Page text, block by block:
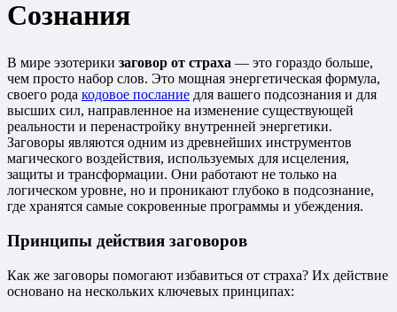
Сознания
В мире эзотерики заговор от страха — это гораздо больше,
чем просто набор слов. Это мощная энергетическая формула,
своего рода кодовое послание для вашего подсознания и для
высших сил, направленное на изменение существующей
реальности и перенастройку внутренней энергетики.
Заговоры являются одним из древнейших инструментов
магического воздействия, используемых для исцеления,
защиты и трансформации. Они работают не только на
логическом уровне, но и проникают глубоко в подсознание,
где хранятся самые сокровенные программы и убеждения.
Принципы действия заговоров
Как же заговоры помогают избавиться от страха? Их действие
основано на нескольких ключевых принципах: